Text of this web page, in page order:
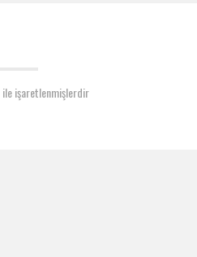
ile işaretlenmişlerdir